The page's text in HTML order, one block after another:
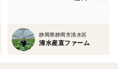
静岡県静岡市清水区
清水産直ファーム